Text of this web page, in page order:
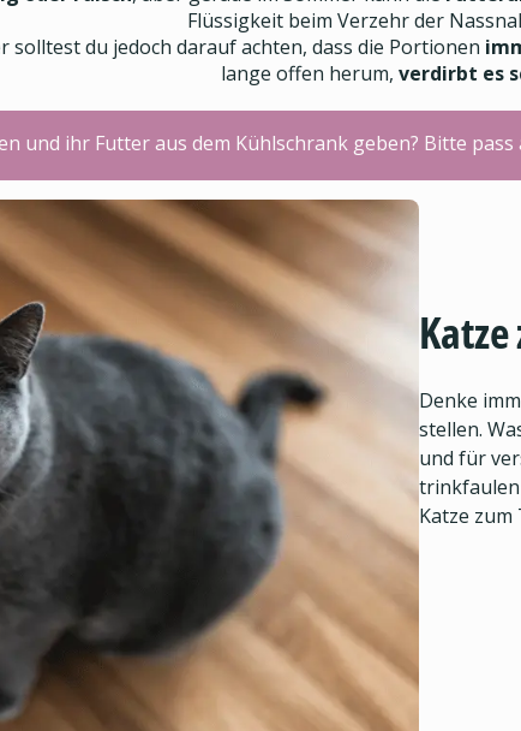
Flüssigkeit beim Verzehr der
du jedoch darauf achten, dass die Portionen
lange offen herum, verdirbt es
und ihr Futter aus dem Kühlschrank geben? Bitte
Denke
stellen.
und für
trinkfaulen
Katze